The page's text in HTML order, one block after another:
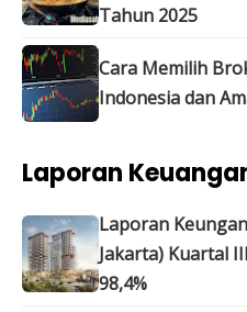
Tahun 2025
Cara Memilih
Indonesia dan
Laporan
Laporan
Jakarta) Kuartal
98,4%